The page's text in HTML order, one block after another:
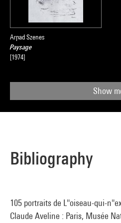
Arpad Szenes
Paysage
[1974]
Show
Bibliography
105 portraits de L''oiseau-qui-
Claude Aveline : Paris, Musée